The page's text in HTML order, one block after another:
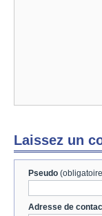
Laissez un
Pseudo
Adresse de